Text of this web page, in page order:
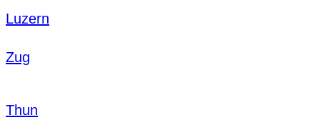
Luzern
Zug
Thun